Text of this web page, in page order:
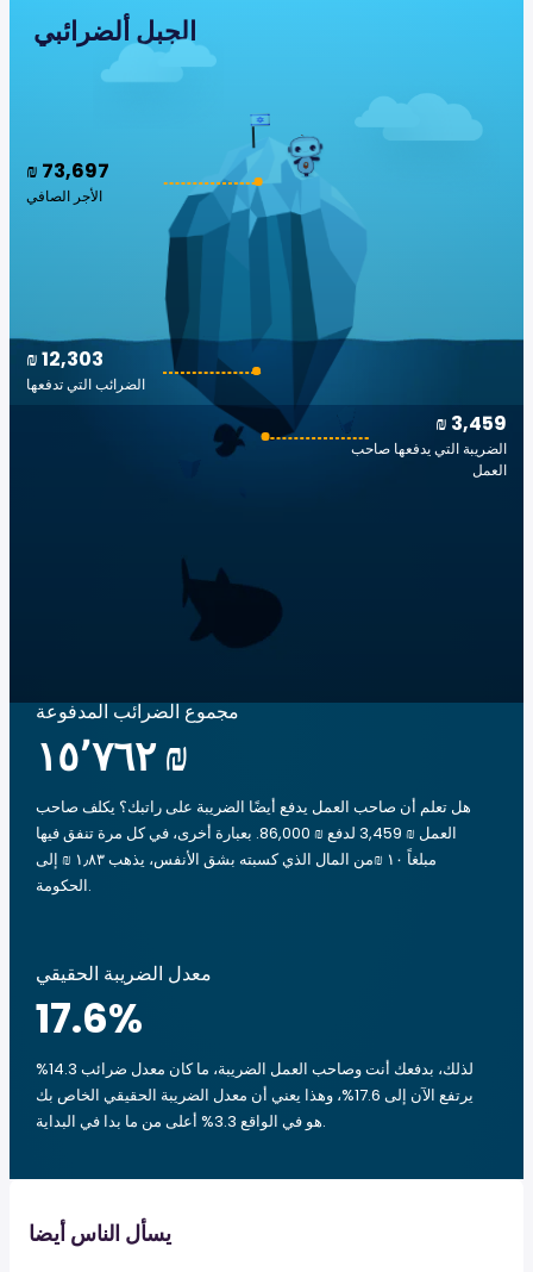
الجبل ألضرائبي
₪ 73,697
الأجر الصافي
₪ 3,459
الضريبة التي يدفعها صاحب
العمل
₪ 12,303
الضرائب التي تدفعها
مجموع الضرائب المدفوعة
‏١٥٬٧٦٢ ₪
هل تعلم أن صاحب العمل يدفع أيضًا الضريبة على راتبك؟ يكلف صاحب
العمل ₪ 3,459 لدفع ₪ 86,000. بعبارة أخرى، في كل مرة تنفق فيها
مبلغاً ‏١٠ ₪من المال الذي كسبته بشق الأنفس، يذهب ‏١٫٨٣ ₪ إلى
الحكومة.
معدل الضريبة الحقيقي
17.6%
لذلك، بدفعك أنت وصاحب العمل الضريبة، ما كان معدل ضرائب 14.3%
يرتفع الآن إلى 17.6%، وهذا يعني أن معدل الضريبة الحقيقي الخاص بك
هو في الواقع 3.3% أعلى من ما بدا في البداية.
يسأل الناس أيضا